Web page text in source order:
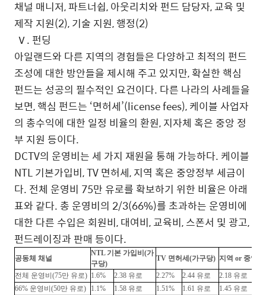
채널 매니저, 파트너쉽, 아웃리치와 펀드 담당자, 교육 및
제작 지원(2), 기술 지원, 행정(2)
Ⅴ. 펀딩
아일랜드와 다른 지역의 경험들은 다양하고 최적의 펀드
조성에 대한 방안들을 제시해 주고 있지만, 확실한 핵심
펀드는 성공의 필수적인 요건이다. 다른 나라의 사례들을
보면, 핵심 펀드는 ‘면허세’(license fees), 케이블 사업자
의 총수익에 대한 일정 비율의 환원, 지자체 혹은 중앙 정
부 지원 등이다.
DCTV의 운영비는 세 가지 재원을 통해 가능하다. 케이블
NTL 기본가입비, TV 면허세, 지역 혹은 중앙정부 세금이
다. 전체 운영비 75만 유로를 확보하기 위한 비율은 아래
표와 같다. 총 운영비의 2/3(66%)를 초과하는 운영비에
대한 다른 수입은 회원비, 대여비, 교육비, 스폰서 및 광고,
펀드레이징과 판매 등이다.
공동체 채널
NTL 기본 가입비(가
구당)
TV 면허세(가구당) 지역 or 중앙
전체 운영비(75만 유로) 1.6% 2.38 유로 2.27% 2.44 유로 2.18 유로
66% 운영비(50만 유로) 1.1% 1.58 유로 1.51% 1.61 유로 1.45 유로